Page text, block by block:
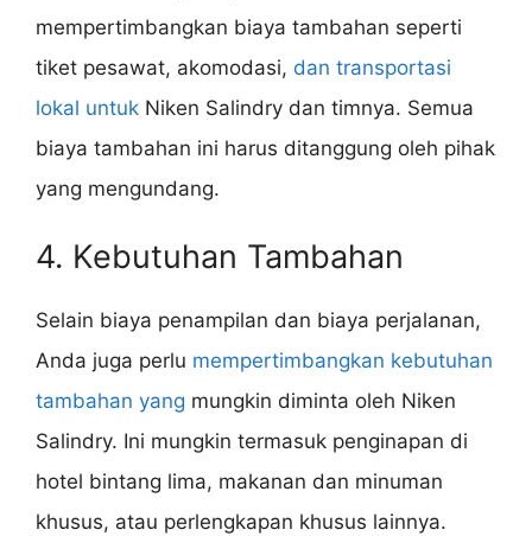
mempertimbangkan biaya tambahan seperti
tiket pesawat, akomodasi, dan transportasi
lokal untuk Niken Salindry dan timnya. Semua
biaya tambahan ini harus ditanggung oleh pihak
yang mengundang.
4. Kebutuhan Tambahan
Selain biaya penampilan dan biaya perjalanan,
Anda juga perlu mempertimbangkan kebutuhan
tambahan yang mungkin diminta oleh Niken
Salindry. Ini mungkin termasuk penginapan di
hotel bintang lima, makanan dan minuman
khusus, atau perlengkapan khusus lainnya.